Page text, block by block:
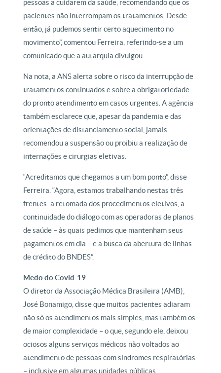
pessoas a cuidarem da saúde, recomendando que os
pacientes não interrompam os tratamentos. Desde
então, já pudemos sentir certo aquecimento no
movimento”, comentou Ferreira, referindo-se a um
comunicado que a autarquia divulgou.
Na nota, a ANS alerta sobre o risco da interrupção de
tratamentos continuados e sobre a obrigatoriedade
do pronto atendimento em casos urgentes. A agência
também esclarece que, apesar da pandemia e das
orientações de distanciamento social, jamais
recomendou a suspensão ou proibiu a realização de
internações e cirurgias eletivas.
“Acreditamos que chegamos a um bom ponto”, disse
Ferreira. “Agora, estamos trabalhando nestas três
frentes: a retomada dos procedimentos eletivos, a
continuidade do diálogo com as operadoras de planos
de saúde – às quais pedimos que mantenham seus
pagamentos em dia – e a busca da abertura de linhas
de crédito do BNDES”.
Medo do Covid-19
O diretor da Associação Médica Brasileira (AMB),
José Bonamigo, disse que muitos pacientes adiaram
não só os atendimentos mais simples, mas também os
de maior complexidade – o que, segundo ele, deixou
ociosos alguns serviços médicos não voltados ao
atendimento de pessoas com síndromes respiratórias
– inclusive em algumas unidades públicas.